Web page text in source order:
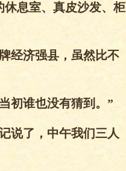
息室、真皮沙发、柜
经济强县，虽然比不
初谁也没有猜到。”
说了，中午我们三人